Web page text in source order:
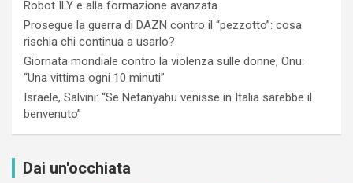
Robot ILY e alla formazione avanzata
Prosegue la guerra di DAZN contro il “pezzotto”: cosa
rischia chi continua a usarlo?
Giornata mondiale contro la violenza sulle donne, Onu:
“Una vittima ogni 10 minuti”
Israele, Salvini: “Se Netanyahu venisse in Italia sarebbe il
benvenuto”
Dai un'occhiata